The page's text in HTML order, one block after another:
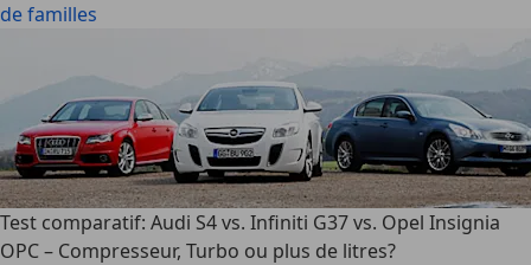
de familles
Test comparatif: Audi S4 vs. Infiniti G37 vs. Opel Insignia
OPC – Compresseur, Turbo ou plus de litres?